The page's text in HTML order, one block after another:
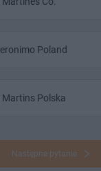
Poland
Polska
Następne pytanie